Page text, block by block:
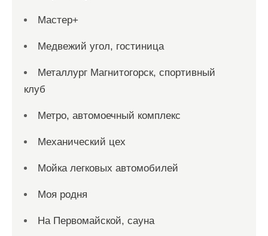
Мастер+
Медвежий угол, гостиница
Металлург Магнитогорск, спортивный
клуб
Метро, автомоечный комплекс
Механический цех
Мойка легковых автомобилей
Моя родня
На Первомайской, сауна